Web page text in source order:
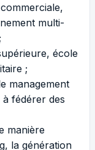
multi-
école
;
management
fédérer des
manière
la génération